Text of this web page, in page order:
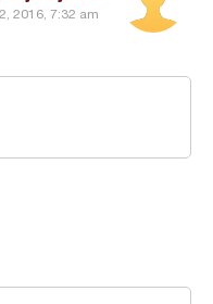
2016, 7:32 am